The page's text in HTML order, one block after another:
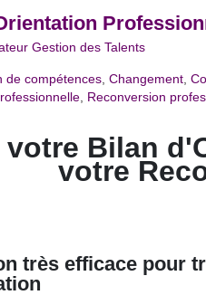
Gestion des Talents
de compétences ,Changement ,
Reconversion
votre Bilan
votre
très efficace pour